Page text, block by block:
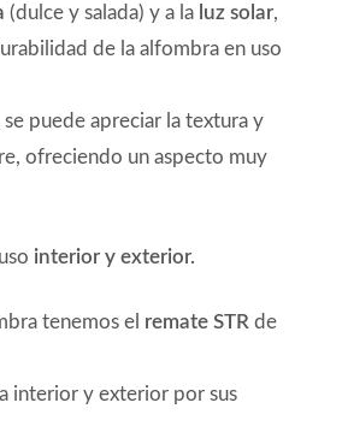
(dulce y salada) y a la luz solar,
de la alfombra en uso
se puede apreciar la textura y
ofreciendo un aspecto muy
interior y exterior.
tenemos el remate STR de
interior y exterior por sus